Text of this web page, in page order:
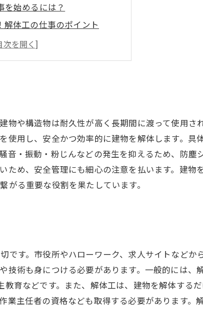
を始めるには？
解体工の仕事のポイント
とは？
つくスキルとは？
や構造物は耐久性が高く長期間に渡って使用さ
用し、安全かつ効率的に建物を解体します。具
・振動・粉じんなどの発生を抑えるため、防塵
め、安全管理にも細心の注意を払います。建物
る重要な役割を果たしています。
す。市役所やハローワーク、求人サイトなどか
術も身につける必要があります。一般的には、
育などです。また、解体工は、建物を解体する
主任者の資格なども取得する必要があります。